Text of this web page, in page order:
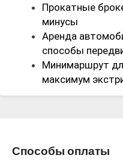
Прокатные
минусы
Аренда
способы
Минимаршрут
максимум
Способы оплаты